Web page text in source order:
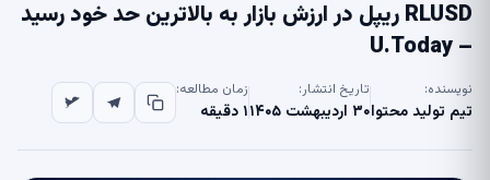
RLUSD ریپل در ارزش بازار به بالاترین حد خود رسید
– U.Today
نویسنده:
تیم تولید محتوا
تاریخ انتشار:
۳۰ اردیبهشت ۱۴۰۵
زمان مطالعه:
۱ دقیقه